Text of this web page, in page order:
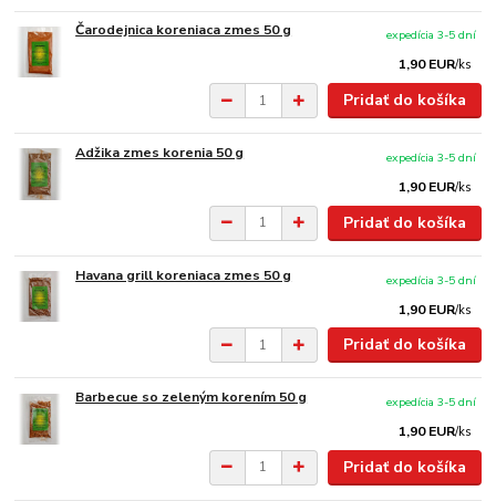
Čarodejnica koreniaca zmes 50 g
1,90 EUR/ks
expedícia 3-5 dní
Pridať do košíka
Adžika zmes korenia 50 g
1,90 EUR/ks
expedícia 3-5 dní
Pridať do košíka
Havana grill koreniaca zmes 50 g
1,90 EUR/ks
expedícia 3-5 dní
Pridať do košíka
Barbecue so zeleným korením 50 g
1,90 EUR/ks
expedícia 3-5 dní
Pridať do košíka